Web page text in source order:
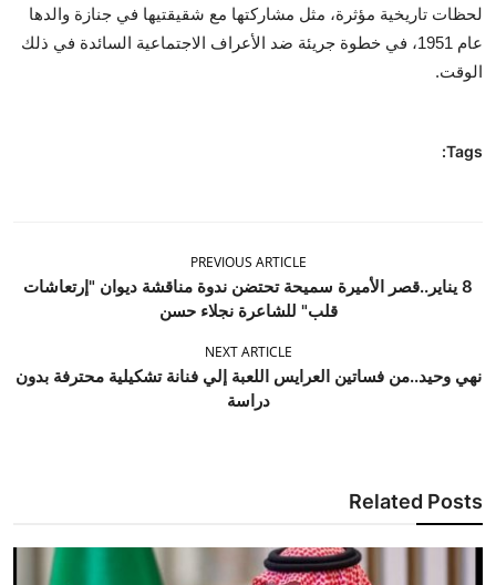
لحظات تاريخية مؤثرة، مثل مشاركتها مع شقيقتيها في جنازة والدها
عام 1951، في خطوة جريئة ضد الأعراف الاجتماعية السائدة في ذلك
الوقت.
Tags:
PREVIOUS ARTICLE
8 يناير..قصر الأميرة سميحة تحتضن ندوة مناقشة ديوان "إرتعاشات
قلب" للشاعرة نجلاء حسن
NEXT ARTICLE
نهي وحيد..من فساتين العرايس اللعبة إلي فنانة تشكيلية محترفة بدون
دراسة
Related Posts